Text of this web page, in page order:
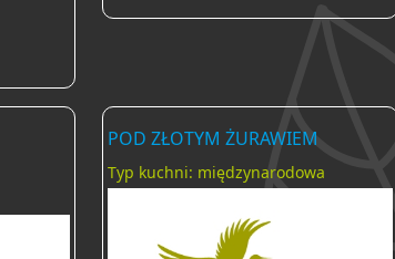
POD ZŁOTYM ŻURAWIEM
Typ kuchni: międzynarodowa